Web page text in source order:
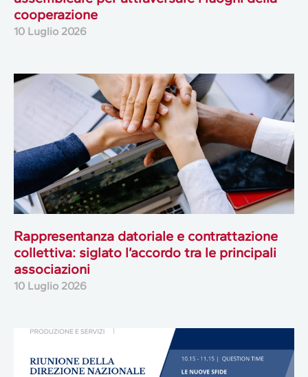
cooperazione
10 Luglio 2026
Rappresentanza datoriale e contrattazione
collettiva: siglato l’accordo tra le principali
associazioni
10 Luglio 2026